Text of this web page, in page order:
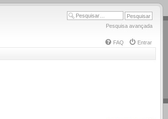
Pesquisa avançada
FAQ
Entrar